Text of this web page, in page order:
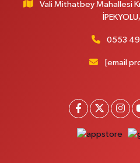
Akpınar Mah. Milli Egemenlik Cad.No:7
Yol Tarifi Al
ZÜBEYDE HANIM CAD.ÖZEL LOKMAN
Ferhat Eczanesi
URARTU SOK. ESKİ İSTANBUL
Vali Mithatbey Mahallesi
0553
[email